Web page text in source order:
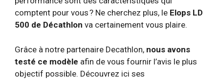
comptent pour vous ? Ne cherchez plus, le Elops LD
500 de Décathlon va certainement vous plaire.
Grâce à notre partenaire Decathlon, nous avons
testé ce modèle afin de vous fournir l’avis le plus
objectif possible. Découvrez ici ses